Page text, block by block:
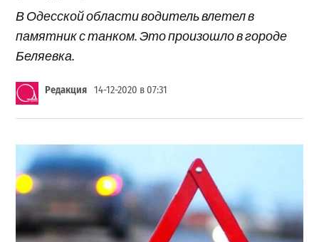
В Одесской области водитель влетел в
памятник с танком. Это произошло в городе
Беляевка.
Редакция 14-12-2020 в 07:31